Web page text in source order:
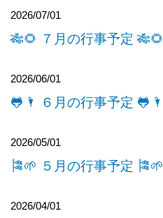
2026/07/01
🎋🌻 ７月の行事予定 🎋🌻
2026/06/01
🐸🌂 ６月の行事予定 🐸🌂
2026/05/01
🎏🌱 ５月の行事予定 🎏🌱
2026/04/01